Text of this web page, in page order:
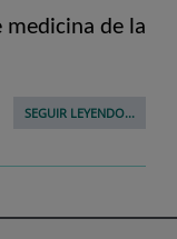
medicina de la
SEGUIR LEYENDO...